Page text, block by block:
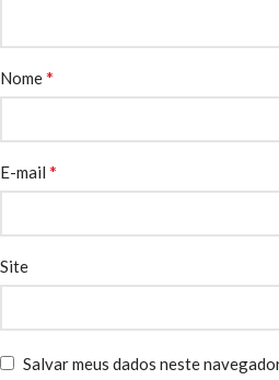
Nome*
E-mail *
Site
Salvar meus dados neste